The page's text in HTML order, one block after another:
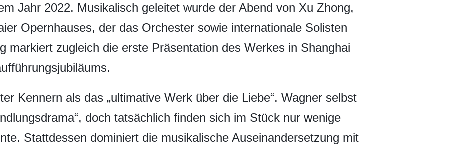
Jahr 2022. Musikalisch geleitet wurde der Abend von Xu Zhong,
Opernhauses, der das Orchester sowie internationale Solisten
markiert zugleich die erste Präsentation des Werkes in Shanghai
Kennern als das „ultimative Werk über die Liebe“. Wagner selbst
doch tatsächlich finden sich im Stück nur wenige
Stattdessen dominiert die musikalische Auseinandersetzung mit